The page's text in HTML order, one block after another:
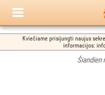
Kviečiame prisijungti naujus
informacijos:
Šiandien